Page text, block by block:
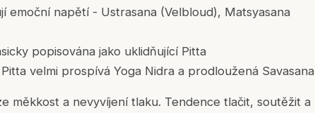
emoční napětí - Ustrasana (Velbloud), Matsyasana
popisována jako uklidňující Pitta
velmi prospívá Yoga Nidra a prodloužená Savasana
měkkost a nevyvíjení tlaku. Tendence tlačit, soutěžit a